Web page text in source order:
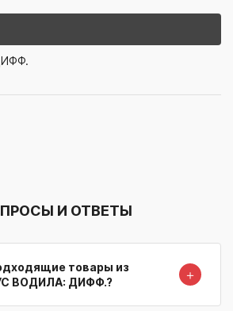
И ОТВЕТЫ
товары из
ВОДИЛА: ДИФФ.?
＋